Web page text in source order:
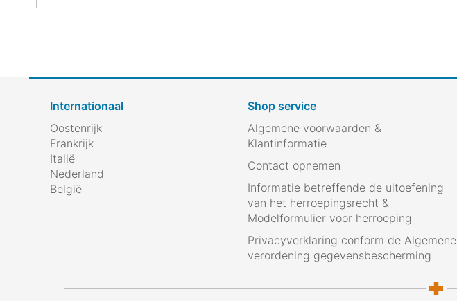
Internationaal
Oostenrijk
Frankrijk
Italië
Nederland
België
Shop service
Algemene voorwaarden &
Klantinformatie
Contact opnemen
Informatie betreffende de uitoefening
van het herroepingsrecht &
Modelformulier voor herroeping
Privacyverklaring conform de Algemene
verordening gegevensbescherming